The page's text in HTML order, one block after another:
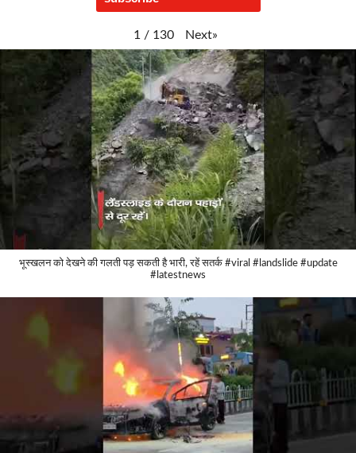
1 / 130 Next»
भूस्खलन को देखने की गलती पड़ सकती है भारी, रहें सतर्क #viral #landslide #update
#latestnews